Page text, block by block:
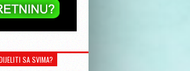
SA SVIMA?